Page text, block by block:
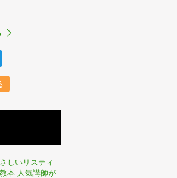
しいリスティ
本 人気講師が